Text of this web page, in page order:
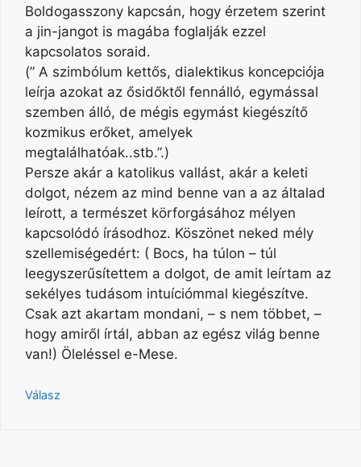
Boldogasszony kapcsán, hogy érzetem szerint
a jin-jangot is magába foglalják ezzel
kapcsolatos soraid.
(” A szimbólum kettős, dialektikus koncepciója
leírja azokat az ősidőktől fennálló, egymással
szemben álló, de mégis egymást kiegészítő
kozmikus erőket, amelyek
megtalálhatóak..stb.”.)
Persze akár a katolikus vallást, akár a keleti
dolgot, nézem az mind benne van a az általad
leírott, a természet körforgásához mélyen
kapcsolódó írásodhoz. Köszönet neked mély
szellemiségedért: ( Bocs, ha túlon – túl
leegyszerűsítettem a dolgot, de amit leírtam az
sekélyes tudásom intuíciómmal kiegészítve.
Csak azt akartam mondani, – s nem többet, –
hogy amiről írtál, abban az egész világ benne
van!) Öleléssel e-Mese.
Válasz